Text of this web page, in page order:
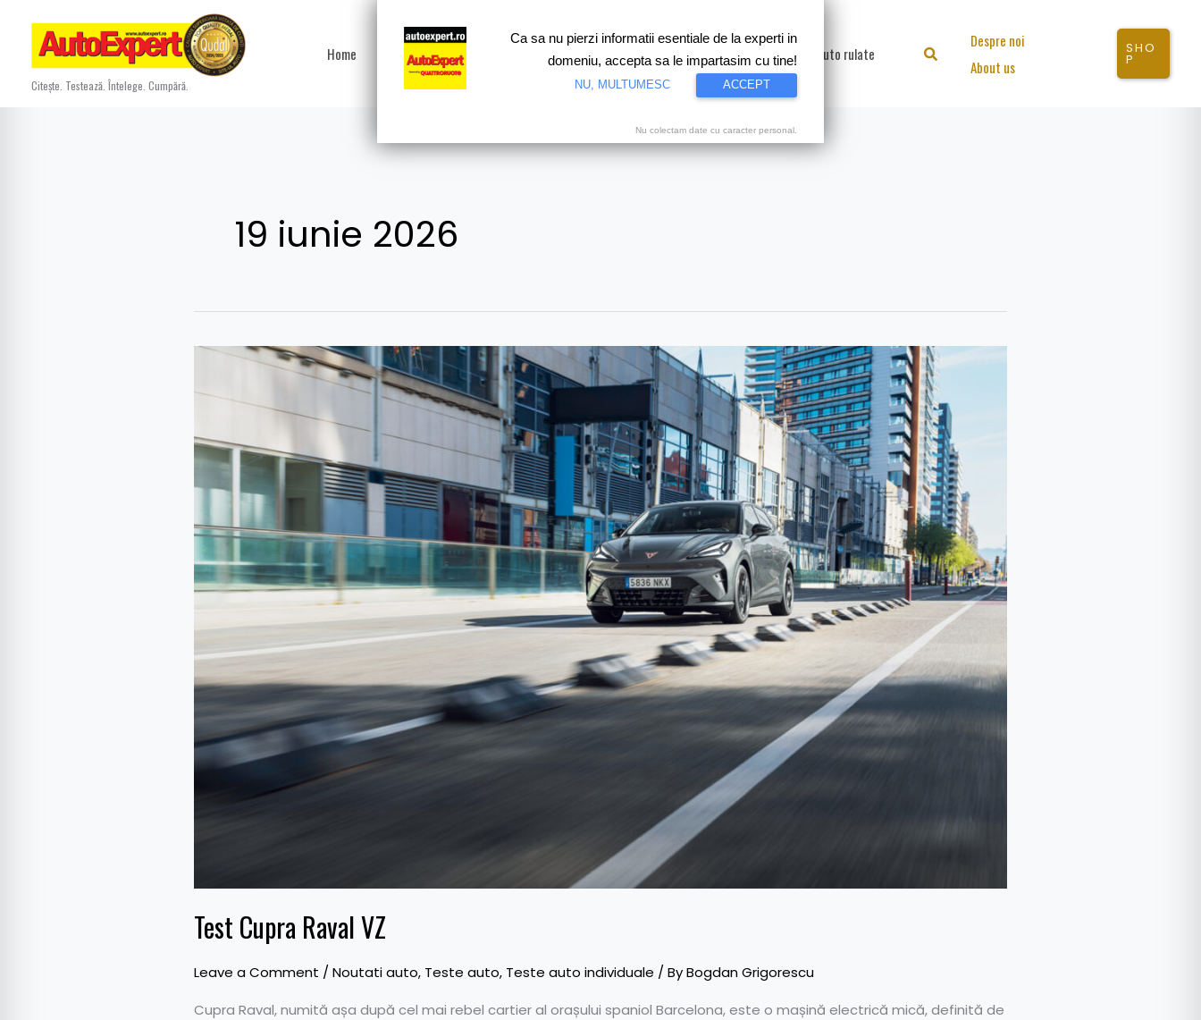
content
Citește. Testează. Întelege. Cumpără.
Home Test drive Motorsport Proiecte speciale Video Auto rulate Search
Despre noi
About us
SHO
P
19 iunie 2026
Test Cupra Raval VZ
Leave a Comment /Noutati auto, Teste auto, Teste auto individuale / ByBogdan Grigorescu
Cupra Raval, numită așa după cel mai rebel cartier al orașului spaniol Barcelona, este o mașină electrică mică, definită de
Test
Ca sa nu pierzi informatii esentiale de la experti in
domeniu, accepta sa le impartasim cu tine!
NU, MULTUMESC ACCEPT
Nu colectam date cu caracter personal.